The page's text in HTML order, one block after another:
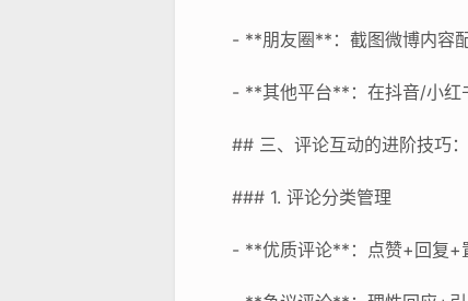
- **朋友圈**：截图微博内容
- **其他平台**：在抖音/小红
## 三、评论互动的进阶技巧
### 1. 评论分类管理
- **优质评论**：点赞+回复+